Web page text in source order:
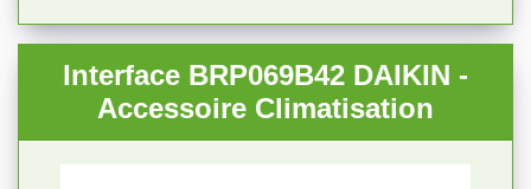
Interface BRP069B42 DAIKIN -
Accessoire Climatisation